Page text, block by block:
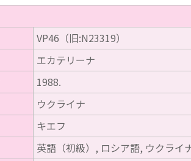
VP46（旧:N23319）
エカテリーナ
1988.
ウクライナ
キエフ
英語（初級）, ロシア語, ウクライ